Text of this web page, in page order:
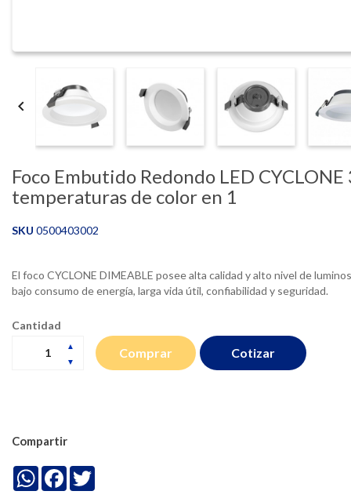

Foco Embutido Redondo LED
temperaturas de color en 1
SKU 0500403002
El foco CYCLONE DIMEABLE posee alta calidad y alto nivel de
bajo consumo de energía, larga vida útil, confiabilidad y seguridad.
Cantidad
Comprar Cotizar
Compartir
WhatsApp
Facebook